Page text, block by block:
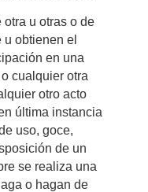
otra u otras o de
obtienen el
en una
cualquier otra
otro acto
última instancia
uso, goce,
de un
se realiza una
o hagan de